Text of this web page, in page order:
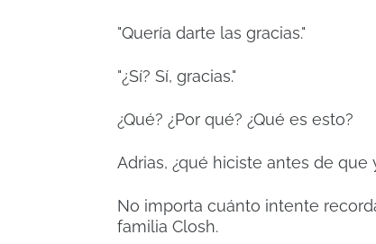
"Quería darte las gracias."
"¿Sí? Sí, gracias."
¿Qué? ¿Por qué? ¿Qué es esto?
Adrias, ¿qué hiciste antes de que
No importa cuánto intente
familia Closh.